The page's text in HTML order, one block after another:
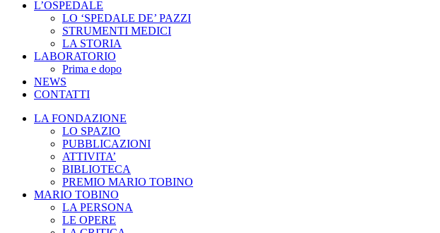
L’OSPEDALE
LO ‘SPEDALE DE’ PAZZI
STRUMENTI MEDICI
LA STORIA
LABORATORIO
Prima e dopo
NEWS
CONTATTI
LA FONDAZIONE
LO SPAZIO
PUBBLICAZIONI
ATTIVITA’
BIBLIOTECA
PREMIO MARIO TOBINO
MARIO TOBINO
LA PERSONA
LE OPERE